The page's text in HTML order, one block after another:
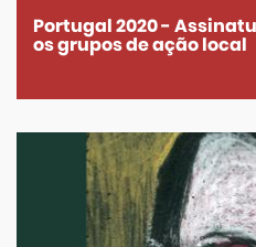
Portugal 2020 -
os grupos de ação local